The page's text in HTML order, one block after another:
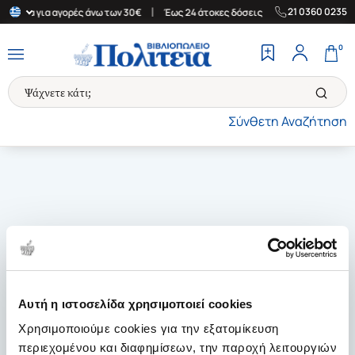
Αυτή η ιστοσελίδα χρησιμοποιεί cookies
Χρησιμοποιούμε cookies για την εξατομίκευση
περιεχομένου και διαφημίσεων, την παροχή λειτουργιών
για αγορές άνω των 30€ Έως 24 άτοκες δόσεις | Δωρεάν
21 0360 0235
Σύνθετη Αναζήτηση
0